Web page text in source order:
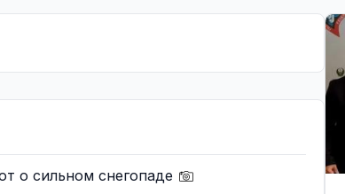
о сильном снегопаде